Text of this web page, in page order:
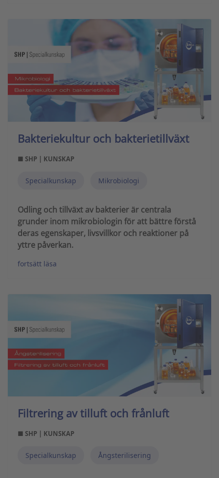
Bakteriekultur och bakterietillväxt
■ SHP | KUNSKAP
Specialkunskap Mikrobiologi
Odling och tillväxt av bakterier är centrala
grunder inom mikrobiologin för att bättre förstå
deras egenskaper, livsvillkor och reaktioner på
yttre påverkan.
fortsätt läsa
Filtrering av tilluft och frånluft
■ SHP | KUNSKAP
Specialkunskap Ångsterilisering